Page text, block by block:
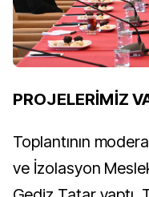
PROJELERİMİZ
Toplantının
ve İzolasyon